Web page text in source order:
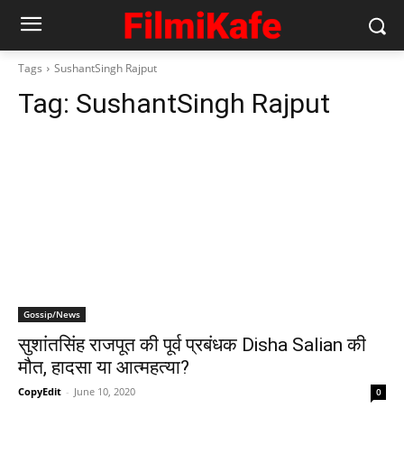
Tags SushantSingh Rajput
Tag: SushantSingh Rajput
Gossip/News
सुशांतसिंह राजपूत की पूर्व प्रबंधक Disha Salian की
मौत, हादसा या आत्‍महत्‍या?
CopyEdit - June 10, 2020 0